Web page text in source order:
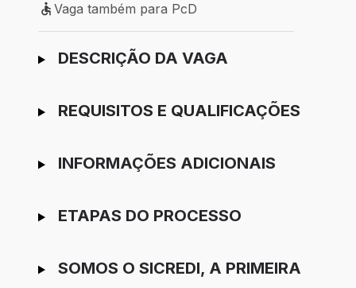
Vaga também para PcD
Vaga também para PcD
Ir para candidatura
DESCRIÇÃO DA VAGA
REQUISITOS E QUALIFICAÇÕES
INFORMAÇÕES ADICIONAIS
ETAPAS DO PROCESSO
SOMOS O SICREDI, A PRIMEIRA